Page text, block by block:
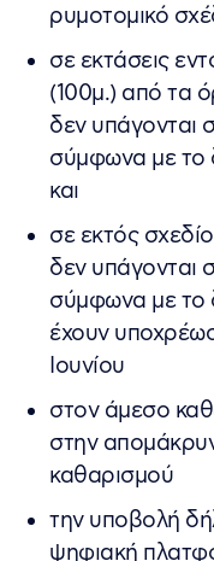
ρυμοτομικό
σε εκτάσεις
(100μ.) από τα
δεν υπάγονται
σύμφωνα με το
και
σε εκτός
δεν υπάγονται
σύμφωνα με το
έχουν
Ιουνίου
στον άμεσο
στην
καθαρισμού
την υποβολή
ψηφιακή